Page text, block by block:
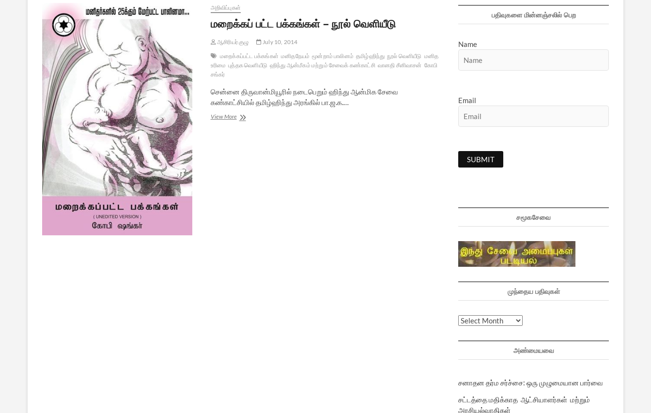
அறிவிப்புகள்
மறைக்கப் பட்ட பக்கங்கள் – நூல் வெளியீடு
ஆசிரியர் குழு
July 10, 2014
மறைக்கப்பட்ட பக்கங்கள் மனிதநேயம் மூன்றாம் பாலினம் தமிழ்ஹிந்து நூல் வெளியீடு மனித
உரிமை புத்தக வெளியீடு ஹிந்து ஆன்மீகம் மற்றும் சேவைக் கண்காட்சி வானதி சீனிவாசன் கோபி
சங்கர்
சென்னை திருவான்மியூரில் நடைபெறும் ஹிந்து ஆன்மிக சேவை
கண்காட்சியில் தமிழ்ஹிந்து அரங்கில் பா.ஜ.க.…
View Moreமறைக்கப்
பதிவுகளை மின்னஞ்சலில் பெற
Name
Email
சமூகசேவை
முந்தைய பதிவுகள்
முந்தைய
அண்மையவை
சனாதன தர்ம சர்ச்சை: ஒரு முழுமையான பார்வை
சட்டத்தை மதிக்காத ஆட்சியாளர்கள் மற்றும்
அரசியல்வாதிகள்